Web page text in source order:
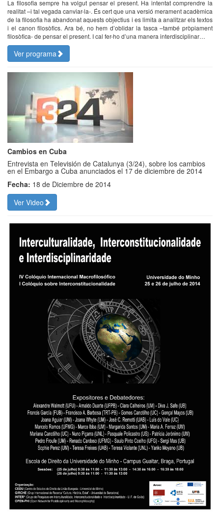
La filosofia sempre ha volgut pensar el present. Ha intentat comprendre la
realitat –i tal vegada canviar-la-. És cert que una versió merament acadèmica
de la filosofia ha abandonat aquests objectius i es limita a analitzar els textos
i el canon filosòfics. Ara bé, no hem d’oblidar la tasca –també pròpiament
filosòfica- de pensar el present. I cal fer-ho d’una manera interdisciplinar…
Ver programa
Cambios en Cuba
Entrevista en Televisión de Catalunya (3/24), sobre los cambios
en el Embargo a Cuba anunciados el 17 de diciembre de 2014
Fecha: 18 de Diciembre de 2014
Ver Video